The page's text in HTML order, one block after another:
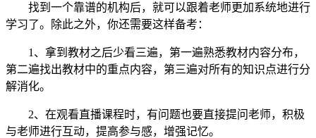
找到一个靠谱的机构后，就可以跟着老师更加系统地进行
学习了。除此之外，你还需要这样备考：
1、拿到教材之后少看三遍，第一遍熟悉教材内容分布，
第二遍找出教材中的重点内容，第三遍对所有的知识点进行分
解消化。
2、在观看直播课程时，有问题也要直接提问老师，积极
与老师进行互动，提高参与感，增强记忆。